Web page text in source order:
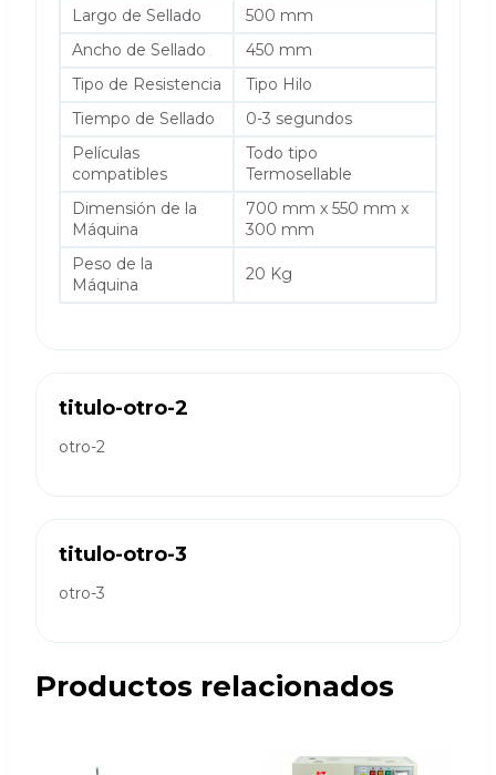
Largo de Sellado
500 mm
Ancho de Sellado
450 mm
Tipo de Resistencia
Tipo Hilo
Tiempo de Sellado
0-3 segundos
Películas
compatibles
Todo tipo
Termosellable
Dimensión de la
Máquina
700 mm x 550 mm x
300 mm
Peso de la
Máquina
20 Kg
titulo-otro-2
otro-2
titulo-otro-3
otro-3
Productos relacionados